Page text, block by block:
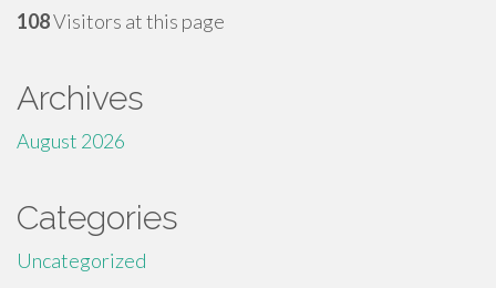
108Visitors at this page
Archives
August 2026
Categories
Uncategorized